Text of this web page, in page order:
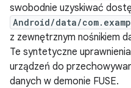
swobodnie uzyskiwać
Android/data/
z zewnętrznym nośnikiem
Te syntetyczne
urządzeń do
danych w demonie FUSE.